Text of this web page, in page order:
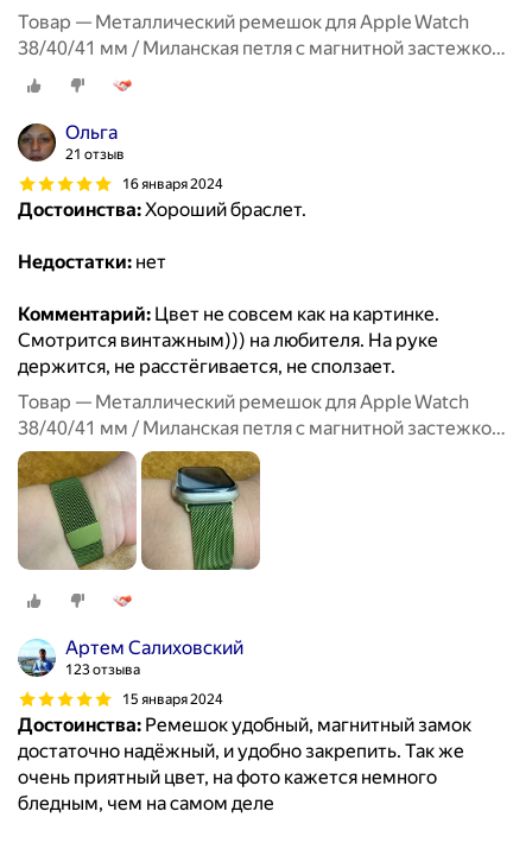
Товар — Металлический ремешок для Apple Watch
38/40/41 мм / Миланская петля с магнитной застежкой
для Эпл Вотч 1-10, SE, Красный
Ольга
21 отзыв
16 января 2024
Достоинства:Хороший браслет.
Недостатки: нет
Комментарий: Цвет не совсем как на картинке.
Смотрится винтажным))) на любителя. На руке
держится, не расстёгивается, не сползает.
Товар — Металлический ремешок для Apple Watch
38/40/41 мм / Миланская петля с магнитной застежкой
для Эпл Вотч 1-10, SE, Салатовый
Артем Салиховский
123 отзыва
15 января 2024
Достоинства: Ремешок удобный, магнитный замок
достаточно надёжный, и удобно закрепить. Так же
очень приятный цвет, на фото кажется немного
бледным, чем на самом деле